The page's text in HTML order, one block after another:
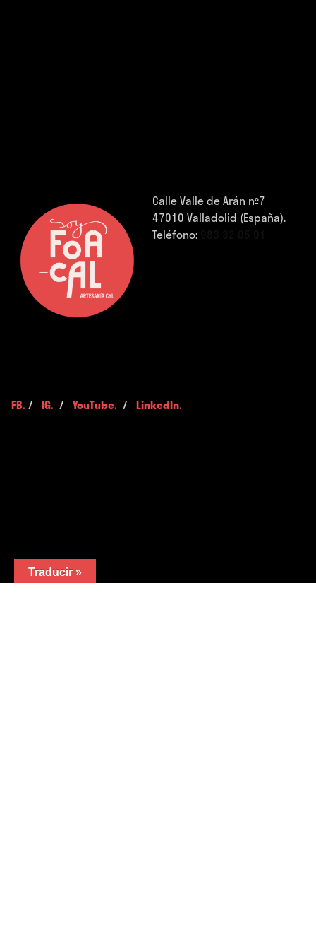
Calle Valle de Arán nº7
47010 Valladolid (España).
Teléfono:
FB. / IG. / YouTube. / LinkedIn.
Traducir »